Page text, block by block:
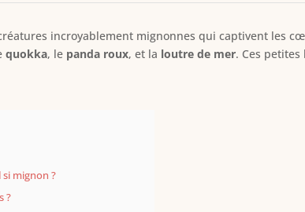
incroyablement mignonnes qui captivent les
quokka, le panda roux, et la loutre de mer. Ces
mignon ?
?